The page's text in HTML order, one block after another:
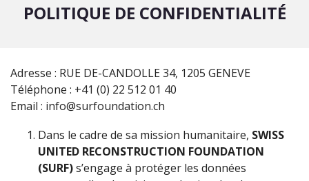
POLITIQUE DE CONFIDENTIALITÉ
Adresse : RUE DE-CANDOLLE 34, 1205 GENEVE
Téléphone : +41 (0) 22 512 01 40
Email : info@surfoundation.ch
Dans le cadre de sa mission humanitaire, SWISS
UNITED RECONSTRUCTION FOUNDATION
(SURF)s’engage à protéger les données